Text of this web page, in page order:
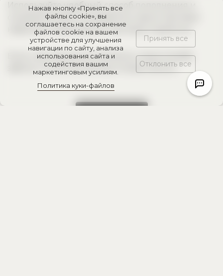
Используйте удобный способ пополнения и
сосредоточьтесь на развитии своих торговых
навыков и реализации торговой стратегии.
Если у вас возникнут вопросы, наша служба
заботы о клиентах всегда готова помочь.
Нажав кнопку «Принять все
файлы cookie», вы
соглашаетесь на сохранение
файлов cookie на вашем
устройстве для улучшения
навигации по сайту, анализа
использования сайта и
содействия вашим
маркетинговым усилиям.
Политика куки-файлов
Принять все
Отклонить все